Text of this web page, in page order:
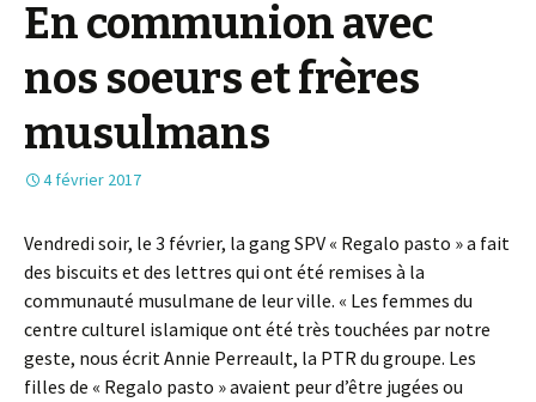
En communion avec
nos soeurs et frères
musulmans
4 février 2017
Vendredi soir, le 3 février, la gang SPV « Regalo pasto » a fait
des biscuits et des lettres qui ont été remises à la
communauté musulmane de leur ville. « Les femmes du
centre culturel islamique ont été très touchées par notre
geste, nous écrit Annie Perreault, la PTR du groupe. Les
filles de « Regalo pasto » avaient peur d’être jugées ou